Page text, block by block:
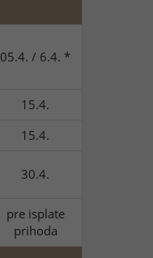
05.4. / 6.4. *
15.4.
15.4.
30.4.
pre isplate
prihoda